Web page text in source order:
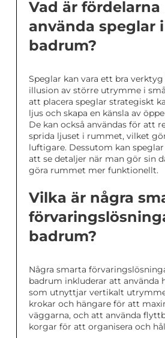
Vad är
använda speglar
badrum?
Speglar kan vara ett bra
illusion av större utrymme i
att placera speglar strategiskt
ljus och skapa en känsla av
De kan också användas för att
sprida ljuset i rummet, vilket
luftigare. Dessutom kan
att se detaljer när man gör sin
göra rummet mer funktionellt.
Vilka är några
badrum?
Några smarta
badrum inkluderar att använda
som utnyttjar vertikalt
krokar och hängare för att
väggarna, och att använda
korgar för att organisera och